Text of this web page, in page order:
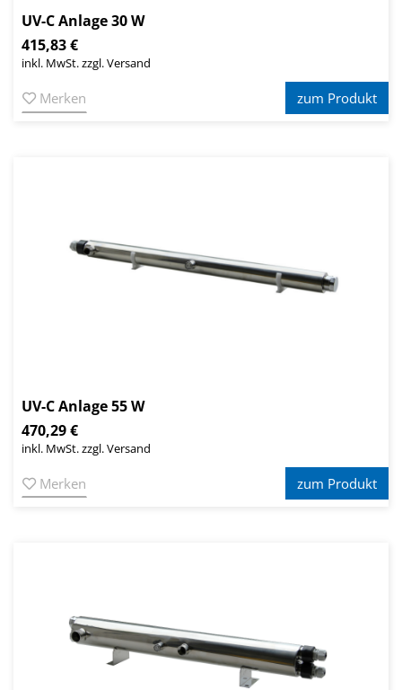
UV-C Anlage 30 W
415,83 €
inkl. MwSt. zzgl. Versand
Merken zum Produkt
UV-C Anlage 55 W
470,29 €
inkl. MwSt. zzgl. Versand
Merken zum Produkt